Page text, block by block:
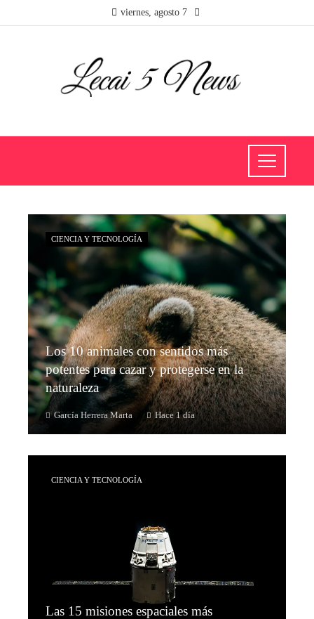
viernes, agosto 7
CIENCIA Y TECNOLOGÍA
Los 10 animales con sentidos más
potentes para cazar y protegerse en la
naturaleza
García Herrera Marta Hace 1 día
CIENCIA Y TECNOLOGÍA
Las 15 misiones espaciales más